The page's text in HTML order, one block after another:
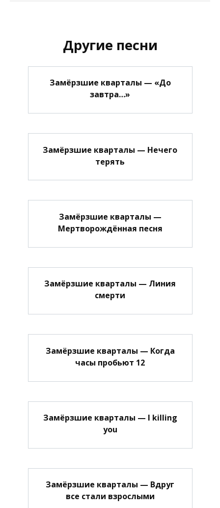
Другие песни
Замёрзшие кварталы — «До
завтра…»
Замёрзшие кварталы — Нечего
терять
Замёрзшие кварталы —
Мертворождённая песня
Замёрзшие кварталы — Линия
смерти
Замёрзшие кварталы — Когда
часы пробьют 12
Замёрзшие кварталы — I killing
you
Замёрзшие кварталы — Вдруг
все стали взрослыми